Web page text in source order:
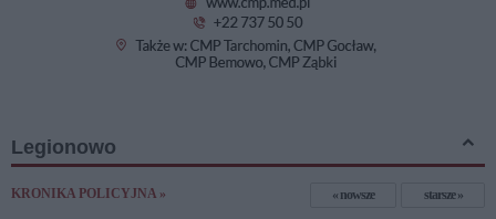
Legionowo
KRONIKA POLICYJNA » nowsze starsze